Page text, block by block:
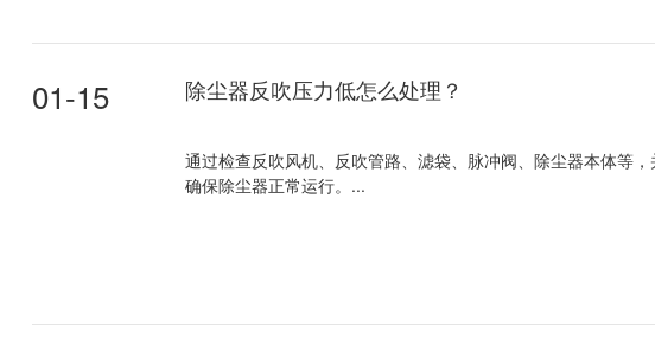
01-15 除尘器反吹压力低怎么处理？
通过检查反吹风机、反吹管路、滤袋、脉冲阀、除尘器本体等
确保除尘器正常运行。...